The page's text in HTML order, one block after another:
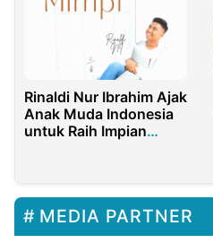
Rinaldi Nur Ibrahim Ajak
Anak Muda Indonesia
untuk Raih Impian
MEDIA PARTNER